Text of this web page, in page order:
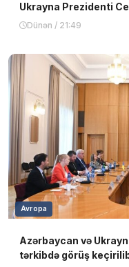
Ukrayna Prezidenti
Dünən / 21:49
Avropa
Azərbaycan və
tərkibdə görüş